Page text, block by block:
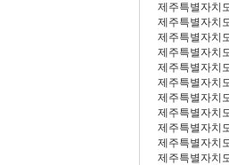
제주특별자치
제주특별자치
제주특별자치
제주특별자치
제주특별자치
제주특별자치
제주특별자치
제주특별자치
제주특별자치
제주특별자치
제주특별자치